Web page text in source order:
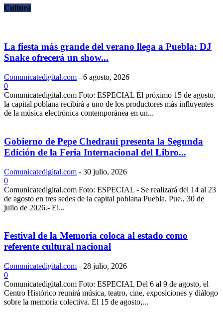
Cultura
La fiesta más grande del verano llega a Puebla: DJ
Snake ofrecerá un show...
Comunicatedigital.com - 6 agosto, 2026
0
Comunicatedigital.com Foto: ESPECIAL El próximo 15 de agosto,
la capital poblana recibirá a uno de los productores más influyentes
de la música electrónica contemporánea en un...
Gobierno de Pepe Chedraui presenta la Segunda
Edición de la Feria Internacional del Libro...
Comunicatedigital.com - 30 julio, 2026
0
Comunicatedigital.com Foto: ESPECIAL - Se realizará del 14 al 23
de agosto en tres sedes de la capital poblana Puebla, Pue., 30 de
julio de 2026.- El...
Festival de la Memoria coloca al estado como
referente cultural nacional
Comunicatedigital.com - 28 julio, 2026
0
Comunicatedigital.com Foto: ESPECIAL Del 6 al 9 de agosto, el
Centro Histórico reunirá música, teatro, cine, exposiciones y diálogo
sobre la memoria colectiva. El 15 de agosto,...